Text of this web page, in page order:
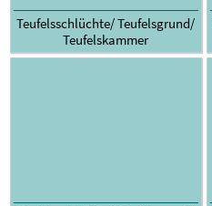
Teufelsschlüchte/ Teufelsgrund/
Teufelskammer